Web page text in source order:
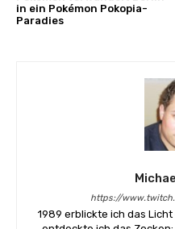
in ein Pokémon Pokopia-
Paradies
https://
1989 erblickte ich das